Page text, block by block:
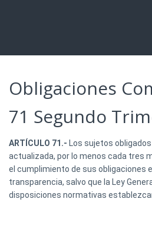
Obligaciones
71 Segundo
ARTÍCULO 71.- Los sujetos
actualizada, por lo menos cada tres
el cumplimiento de sus obligaciones
transparencia, salvo que la Ley
disposiciones normativas